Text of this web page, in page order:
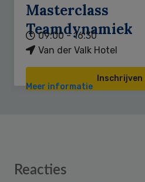
Masterclass
Teamdynamiek
09:00 - 16:30
Van der Valk Hotel
Inschrijven
Meer informatie
Reader
Reacties